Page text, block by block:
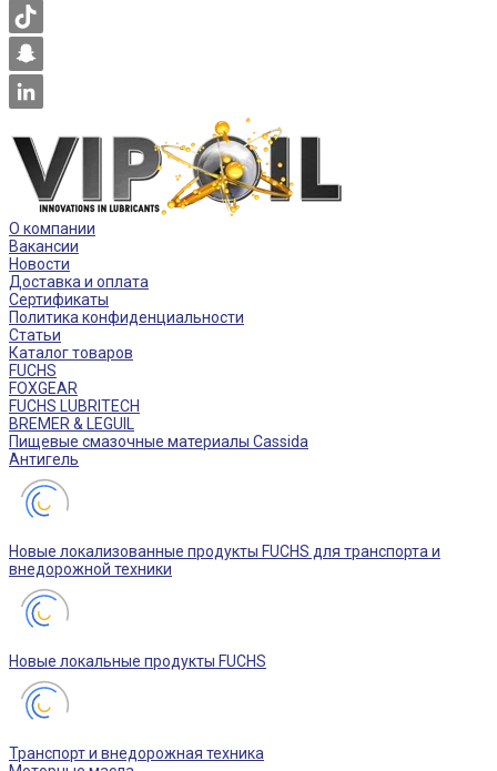
О компании
Вакансии
Новости
Доставка и оплата
Сертификаты
Политика конфиденциальности
Статьи
Каталог товаров
FUCHS
FOXGEAR
FUCHS LUBRITECH
BREMER & LEGUIL
Пищевые смазочные материалы Cassida
Антигель
Новые локализованные продукты FUCHS для транспорта и
внедорожной техники
Новые локальные продукты FUCHS
Транспорт и внедорожная техника